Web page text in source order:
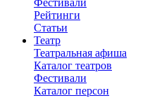
Фестивали
Рейтинги
Статьи
Театр
Театральная афиша
Каталог театров
Фестивали
Каталог персон